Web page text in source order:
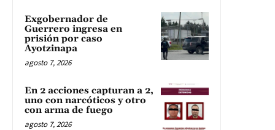
Exgobernador de
Guerrero ingresa en
prisión por caso
Ayotzinapa
agosto 7, 2026
En 2 acciones capturan a 2,
uno con narcóticos y otro
con arma de fuego
agosto 7, 2026